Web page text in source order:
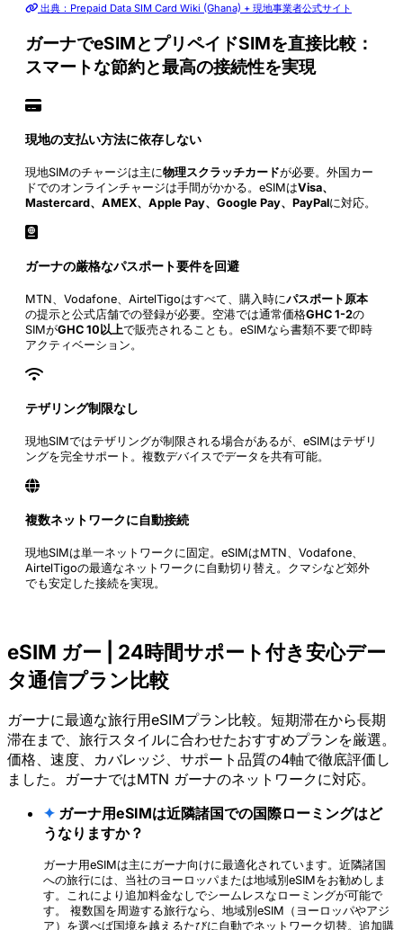
出典：Prepaid Data SIM Card Wiki (Ghana) + 現地事業者公式サイト
ガーナでeSIMとプリペイドSIMを直接比較：
スマートな節約と最高の接続性を実現
現地の支払い方法に依存しない
現地SIMのチャージは主に物理スクラッチカードが必要。外国カー
ドでのオンラインチャージは手間がかかる。eSIMはVisa、
Mastercard、AMEX、Apple Pay、Google Pay、PayPalに対応。
ガーナの厳格なパスポート要件を回避
MTN、Vodafone、AirtelTigoはすべて、購入時にパスポート原本
の提示と公式店舗での登録が必要。空港では通常価格GHC 1-2の
SIMがGHC 10以上で販売されることも。eSIMなら書類不要で即時
アクティベーション。
テザリング制限なし
現地SIMではテザリングが制限される場合があるが、eSIMはテザリ
ングを完全サポート。複数デバイスでデータを共有可能。
複数ネットワークに自動接続
現地SIMは単一ネットワークに固定。eSIMはMTN、Vodafone、
AirtelTigoの最適なネットワークに自動切り替え。クマシなど郊外
でも安定した接続を実現。
eSIM ガー | 24時間サポート付き安心デー
タ通信プラン比較
ガーナに最適な旅行用eSIMプラン比較。短期滞在から長期
滞在まで、旅行スタイルに合わせたおすすめプランを厳選。
価格、速度、カバレッジ、サポート品質の4軸で徹底評価し
ました。ガーナではMTN ガーナのネットワークに対応。
✦ ガーナ用eSIMは近隣諸国での国際ローミングはど
うなりますか？
ガーナ用eSIMは主にガーナ向けに最適化されています。近隣諸国
への旅行には、当社のヨーロッパまたは地域別eSIMをお勧めしま
す。これにより追加料金なしでシームレスなローミングが可能で
す。 複数国を周遊する旅行なら、地域別eSIM（ヨーロッパやアジ
ア）を選べば国境を越えるたびに自動でネットワーク切替。追加購